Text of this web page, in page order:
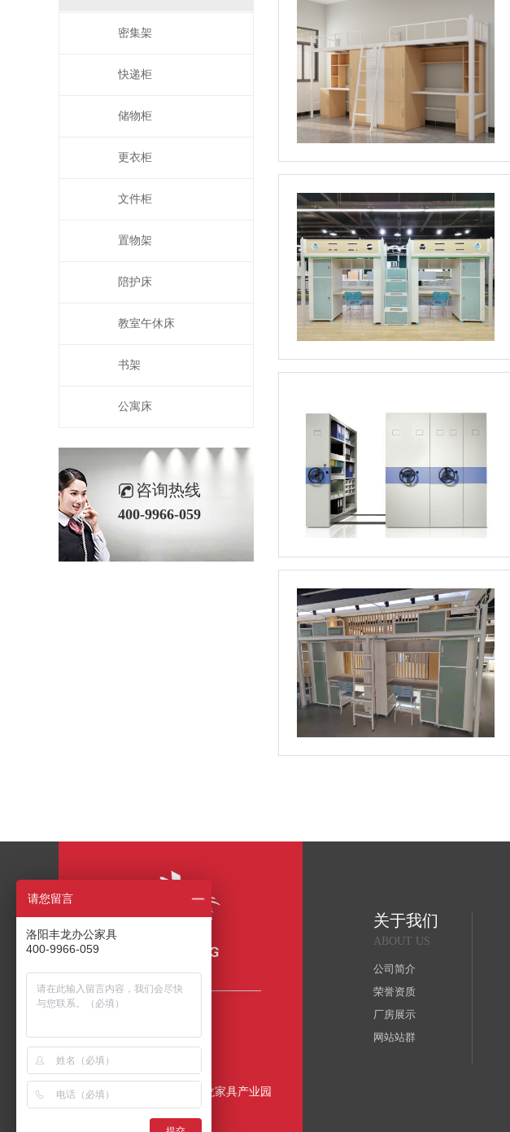
密集架
快递柜
储物柜
更衣柜
文件柜
置物架
陪护床
教室午休床
书架
公寓床
咨询热线
400-9966-059
400-9966-059
公司地址
中国•洛阳•伊滨区•丰龙家具产业园
关于我们
ABOUT US
公司简介
荣誉资质
厂房展示
网站站群
请您留言
洛阳丰龙办公家具
400-9966-059